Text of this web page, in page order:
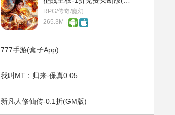
RPG/传奇/魔幻
265.3M |
777手游(盒子App)
新凡人修仙传-0.1折(GM版)